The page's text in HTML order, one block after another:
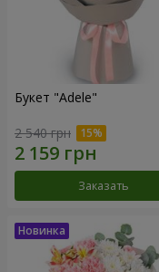
Букет "Adele"
2 540 грн
Заказать